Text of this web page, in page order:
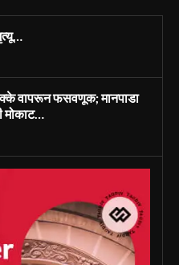
वापरून फसवणूक; मानपाडा